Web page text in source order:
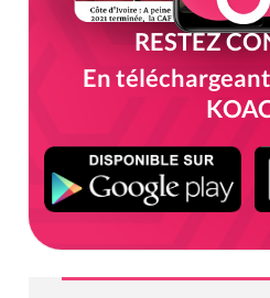
RESTEZ
En